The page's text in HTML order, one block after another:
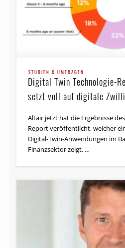
STUDIEN & UMFRAGEN
Digital Twin Technologie-
setzt voll auf digitale
Altair jetzt hat die Ergebnisse
Report veröffentlicht, welcher
Digital-Twin-Anwendungen im
Finanzsektor zeigt. …